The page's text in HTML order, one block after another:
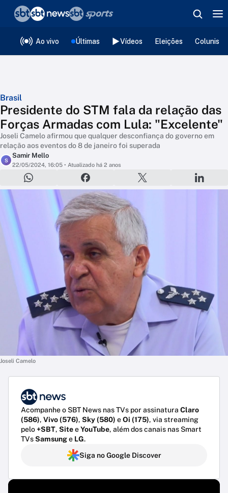
Ao vivo Últimas Vídeos Eleições
Brasil
Presidente do STM fala da relação das
Forças Armadas com Lula: "Excelente"
Joseli Camelo afirmou que qualquer desconfiança do governo em
relação aos eventos do 8 de janeiro foi superada
S
Samir Mello
22/05/2024, 16:05 • Atualizado há 2 anos
Joseli Camelo
Acompanhe o SBT News nas TVs por assinatura Claro
(586), Vivo (576), Sky (580) eOi (175), via streaming
pelo+SBT, SiteeYouTube, além dos canais nas Smart
TVsSamsunge LG.
Siga no Google Discover
❮voltar
Editorias